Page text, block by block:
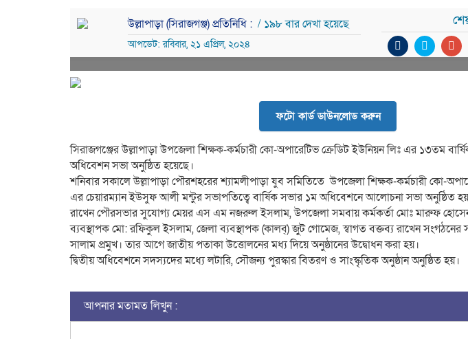
উল্লাপাড়া (সিরাজগঞ্জ) প্রতিনিধি : / ১৯৮ বার দেখা হয়েছে
আপডেট: রবিবার, ২১ এপ্রিল, ২০২৪
ফটো কার্ড ডাউনলোড করুন
সিরাজগঞ্জের উল্লাপাড়া উপজেলা শিক্ষক-কর্মচারী কো-অপারেটিভ ক্রেডিট ইউনিয়ন লিঃ এর ১৩তম
অধিবেশন সভা অনুষ্ঠিত হয়েছে।
শনিবার সকালে উল্লাপাড়া পৌরশহরের শ্যামলীপাড়া যুব সমিতিতে উপজেলা শিক্ষক-কর্মচারী কো-
এর চেয়ারম্যান ইউসুফ আলী মন্টুর সভাপতিত্বে বার্ষিক সভার ১ম অধিবেশনে আলোচনা সভা অনুষ্ঠিত
রাখেন পৌরসভার সুযোগ্য মেয়র এস এম নজরুল ইসলাম, উপজেলা সমবায় কর্মকর্তা মোঃ মারুফ হোসেন,
ব্যবস্থাপক মো: রফিকুল ইসলাম, জেলা ব্যবস্থাপক (কালব্) জুট গোমেজ, স্বাগত বক্তব্য রাখেন
সালাম প্রমুখ। তার আগে জাতীয় পতাকা উত্তোলনের মধ্য দিয়ে অনুষ্ঠানের উদ্বোধন করা হয়।
দ্বিতীয় অধিবেশনে সদস্যদের মধ্যে লটারি, সৌজন্য পুরস্কার বিতরণ ও সাংস্কৃতিক অনুষ্ঠান অনুষ্ঠিত হয়।
আপনার মতামত লিখুন :